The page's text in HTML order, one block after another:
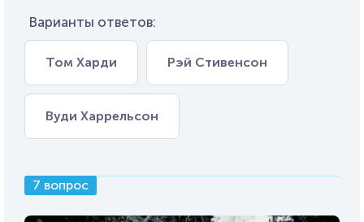
Варианты ответов:
Том Харди Рэй Стивенсон
Вуди Харрельсон
7 вопрос